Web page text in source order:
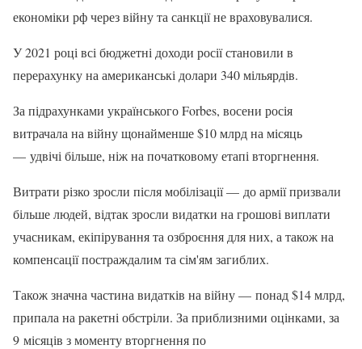
економіки рф через війну та санкції не враховувалися.
У 2021 році всі бюджетні доходи росії становили в
перерахунку на американські долари 340 мільярдів.
За підрахунками українського Forbes, восени росія
витрачала на війну щонайменше $10 млрд на місяць
— удвічі більше, ніж на початковому етапі вторгнення.
Витрати різко зросли після мобілізації — до армії призвали
більше людей, відтак зросли видатки на грошові виплати
учасникам, екіпірування та озброєння для них, а також на
компенсації постраждалим та сім'ям загиблих.
Також значна частина видатків на війну — понад $14 млрд,
припала на ракетні обстріли. За приблизними оцінками, за
9 місяців з моменту вторгнення по